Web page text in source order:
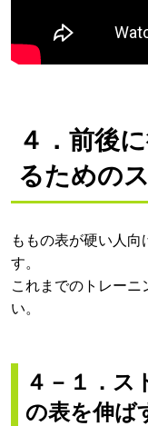
４．前後
るための
ももの表が硬い人向
す。
これまでのトレーニ
い。
４－１． ス
の表を伸ば